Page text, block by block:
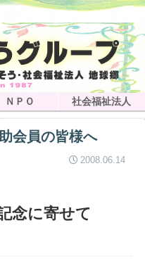
ＮＰＯ 社会福祉法人
会員の皆様へ
2008.06.14
念に寄せて